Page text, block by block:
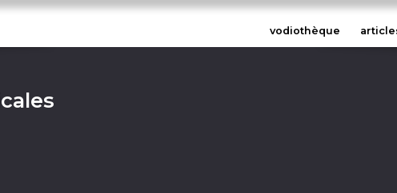
vodiothèque